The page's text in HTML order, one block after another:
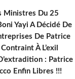
Ministres Du 25
Yayi A Décidé De
De Patrice
À L’exil
: Patrice
Enfin Libres !!!